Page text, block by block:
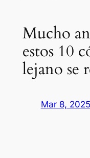
Mucho
estos 10
lejano se
Mar 8, 2025